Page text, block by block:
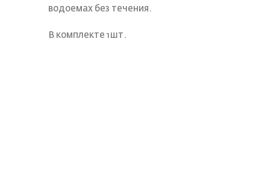
водоемах без течения.
В комплекте 1шт.